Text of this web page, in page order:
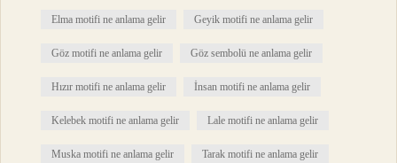
Elma motifi ne anlama gelir Geyik motifi ne anlama gelir
Göz motifi ne anlama gelir Göz sembolü ne anlama gelir
Hızır motifi ne anlama gelir İnsan motifi ne anlama gelir
Kelebek motifi ne anlama gelir Lale motifi ne anlama gelir
Muska motifi ne anlama gelir Tarak motifi ne anlama gelir